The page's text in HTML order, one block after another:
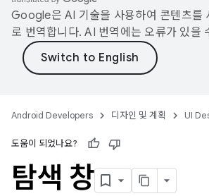
Google은 AI 기술을 사용하여 콘텐츠를
로 번역합니다. AI 번역에는 오류가 있을
Android Developers 디자인 및 계획 UI
도움이 되었나요?
탐색 창